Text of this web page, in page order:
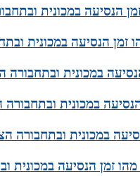
הנסיעה במכונית
הנסיעה במכונית
במכונית ובתחבורה
במכונית ובתחבורה
במכונית ובתחבורה
זמן הנסיעה במכונית